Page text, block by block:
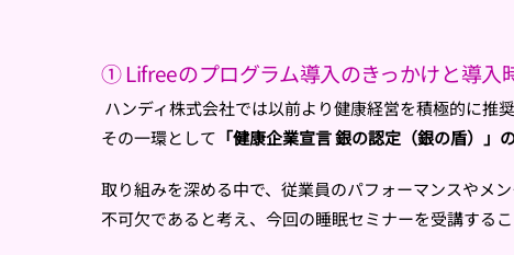
① Lifreeのプログラム導入のきっかけと導入
ハンディ株式会社では以前より健康経営を積極的に推奨
その一環として 「健康企業宣言 銀の認定（銀の盾）」
取り組みを深める中で、 従業員のパフォーマンスやメ
不可欠であると考え、 今回の睡眠セミナーを受講するこ